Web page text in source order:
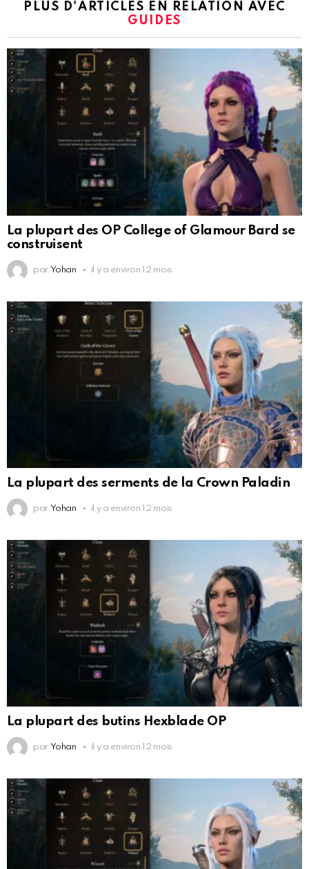
PLUS D'ARTICLES EN RELATION AVEC
GUIDES
La plupart des OP College of Glamour Bard se
construisent
par Yohan il y a environ 12 mois
La plupart des serments de la Crown Paladin
par Yohan il y a environ 12 mois
La plupart des butins Hexblade OP
par Yohan il y a environ 12 mois